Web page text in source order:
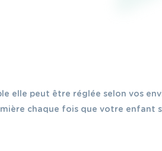
elle peut être réglée selon vos
chaque fois que votre enfant